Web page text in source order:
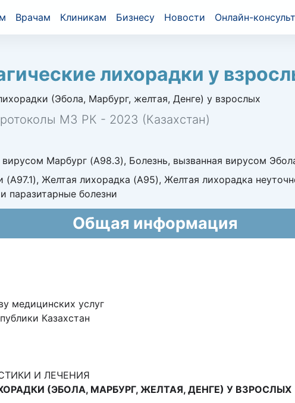
Врачам Клиникам Бизнесу Новости Онлайн-
лихорадки у
(Эбола, Марбург, желтая, Денге) у взрослых
МЗ РК - 2023 (Казахстан)
вирусом Марбург (A98.3), Болезнь, вызванная вирусом
Желтая лихорадка (A95), Желтая лихорадка
паразитарные болезни
Общая информация
медицинских услуг
Казахстан
И ЛЕЧЕНИЯ
(ЭБОЛА, МАРБУРГ, ЖЕЛТАЯ, ДЕНГЕ) У ВЗРОСЛЫХ